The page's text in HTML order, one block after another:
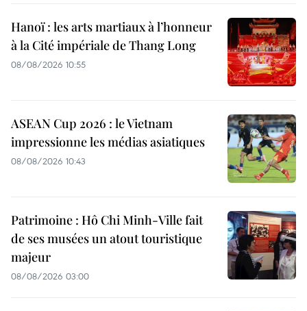
Hanoï : les arts martiaux à l’honneur
à la Cité impériale de Thang Long
08/08/2026 10:55
ASEAN Cup 2026 : le Vietnam
impressionne les médias asiatiques
08/08/2026 10:43
Patrimoine : Hô Chi Minh-Ville fait
de ses musées un atout touristique
majeur
08/08/2026 03:00